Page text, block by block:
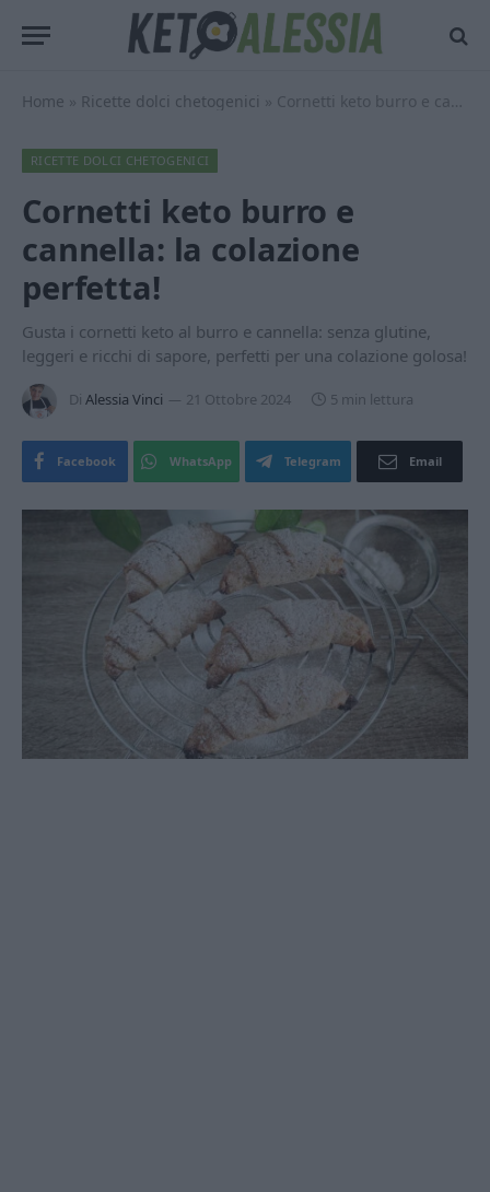
Home » Ricette dolci chetogenici » Cornetti keto burro e cannella: la colazione perfetta!
RICETTE DOLCI CHETOGENICI
Cornetti keto burro e
cannella: la colazione
perfetta!
Gusta i cornetti keto al burro e cannella: senza glutine,
leggeri e ricchi di sapore, perfetti per una colazione golosa!
Di Alessia Vinci 21 Ottobre 2024 5 min lettura
Facebook WhatsApp Telegram Email